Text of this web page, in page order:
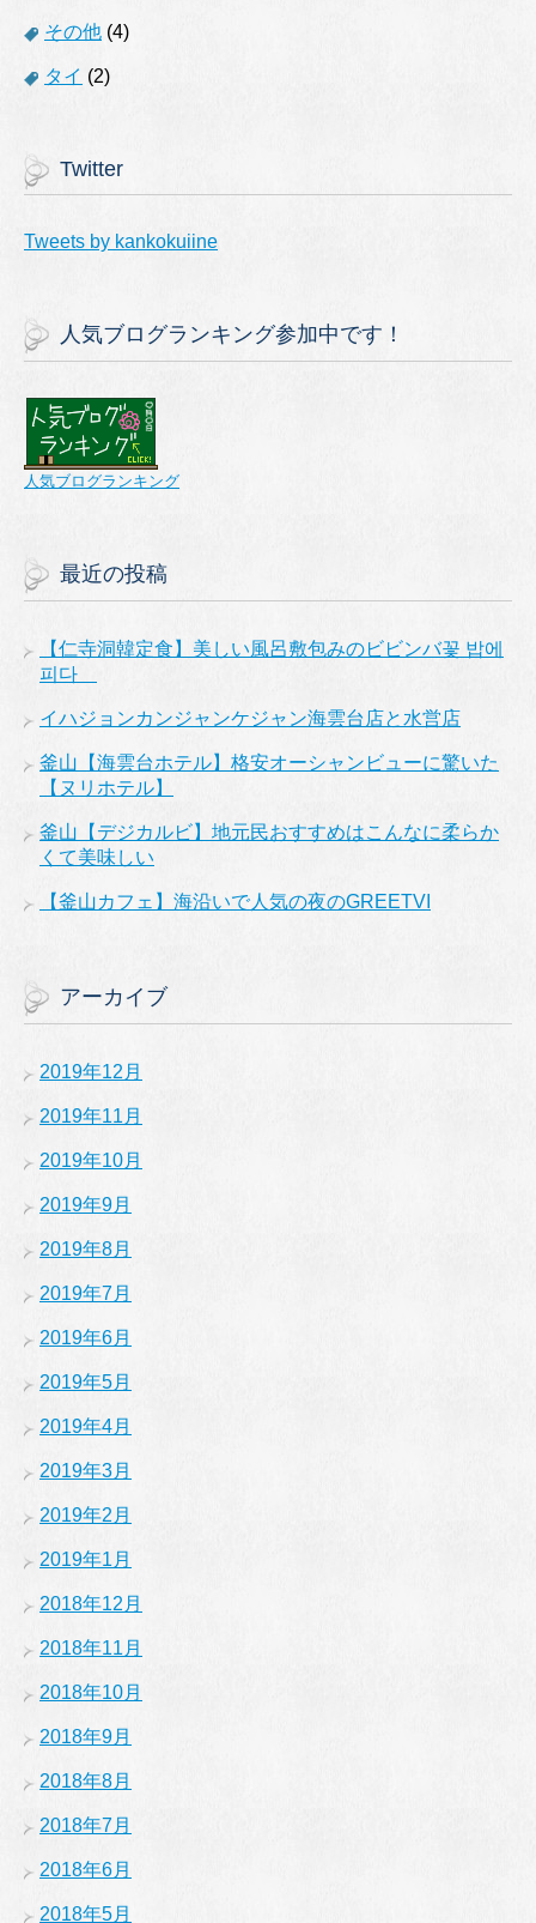
その他 (4)
タイ (2)
Twitter
Tweets by kankokuiine
人気ブログランキング参加中です！
人気ブログランキング
最近の投稿
【仁寺洞韓定食】美しい風呂敷包みのビビンバ꽃 밥에
피다
イハジョンカンジャンケジャン海雲台店と水営店
釜山【海雲台ホテル】格安オーシャンビューに驚いた
【ヌリホテル】
釜山【デジカルビ】地元民おすすめはこんなに柔らか
くて美味しい
【釜山カフェ】海沿いで人気の夜のGREETVI
アーカイブ
2019年12月
2019年11月
2019年10月
2019年9月
2019年8月
2019年7月
2019年6月
2019年5月
2019年4月
2019年3月
2019年2月
2019年1月
2018年12月
2018年11月
2018年10月
2018年9月
2018年8月
2018年7月
2018年6月
2018年5月